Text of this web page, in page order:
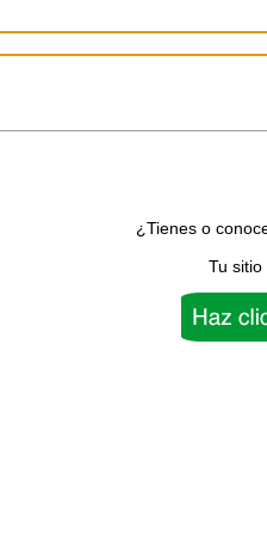
¿Tienes o
Tu